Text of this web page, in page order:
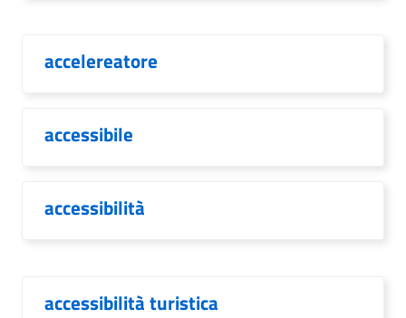
accelereatore
accessibile
accessibilità
accessibilità turistica